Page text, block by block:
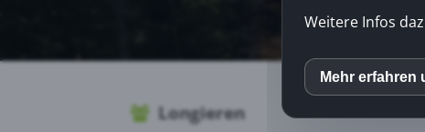
Longieren
Weitere Infos
inCMS
Mehr erfahren